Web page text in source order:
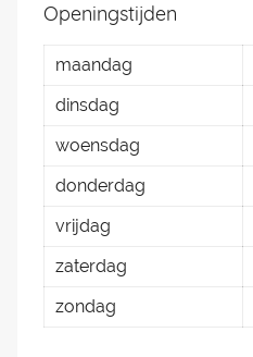
Openingstijden
maandag
dinsdag
woensdag
donderdag
vrijdag
zaterdag
zondag